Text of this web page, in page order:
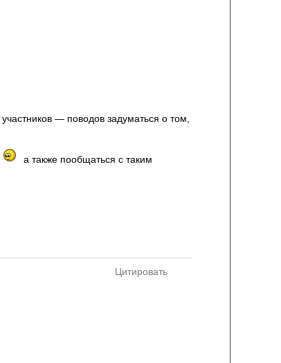
— поводов задуматься о том,
а также пообщаться с таким
Цитировать